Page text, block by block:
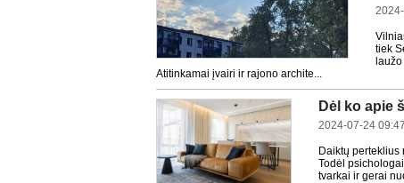
tiek
Atitinkamai įvairi ir rajono archite...
Dėl ko apie
2024-07-24 09:47
Daiktų
Todėl
tvarkai ir gerai